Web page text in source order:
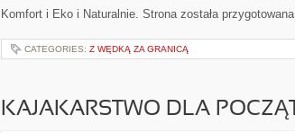
Komfort i Eko i Naturalnie. Strona została
CATEGORIES: Z WĘDKĄ ZA GRANICĄ
KAJAKARSTWO DLA